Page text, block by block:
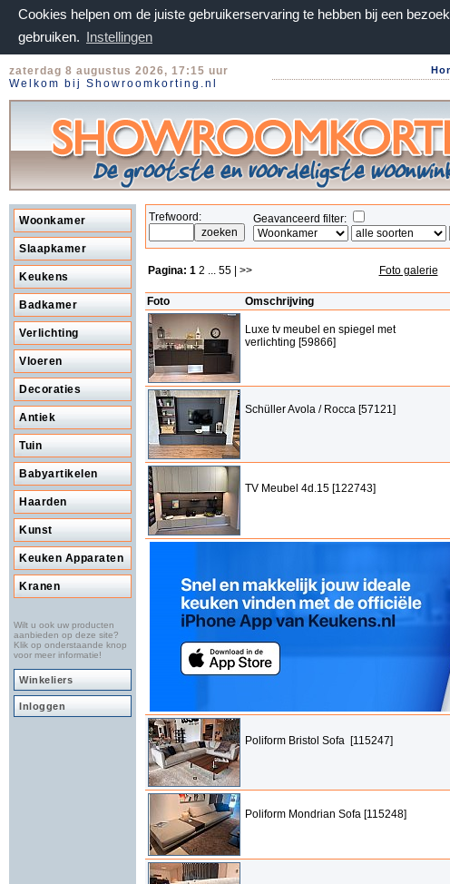
Cookies helpen om de juiste gebruikerservaring te hebben bij een
gebruiken. Instellingen
zaterdag 8 augustus 2026, 17:15 uur
Welkom bij Showroomkorting.nl
Woonkamer
Slaapkamer
Keukens
Badkamer
Verlichting
Vloeren
Decoraties
Antiek
Tuin
Babyartikelen
Haarden
Kunst
Keuken Apparaten
Kranen
Wilt u ook uw producten
aanbieden op deze site?
Klik op onderstaande knop
voor meer informatie!
Winkeliers
Inloggen
Trefwoord: Geavanceerd filter:
Pagina: 1 2 ... 55 | >> Foto galerie
Foto Omschrijving
Luxe tv meubel en spiegel met
verlichting [59866]
Schüller Avola / Rocca [57121]
TV Meubel 4d.15 [122743]
Poliform Bristol Sofa [115247]
Poliform Mondrian Sofa [115248]